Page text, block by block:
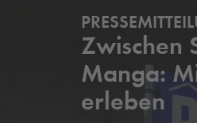
Zwischen
Manga:
erleben